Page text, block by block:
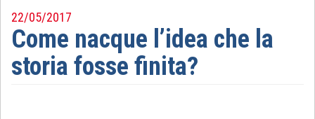
Politica
Sociologia
22/05/2017
Come nacque l’idea che la
storia fosse finita?